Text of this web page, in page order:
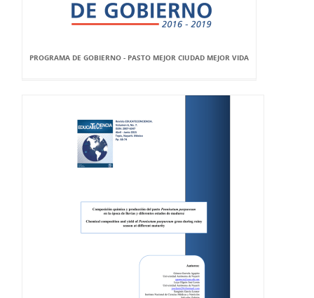
PROGRAMA DE GOBIERNO - PASTO MEJOR CIUDAD MEJOR VIDA